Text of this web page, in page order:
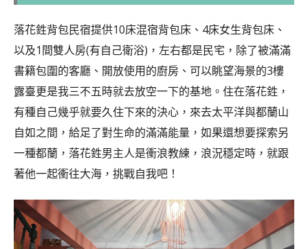
落花鉎背包民宿提供10床混宿背包床、4床女生背包床、
以及1間雙人房(有自己衛浴)，左右都是民宅，除了被滿滿
書籍包圍的客廳、開放使用的廚房、可以眺望海景的3樓
露臺更是我三不五時就去放空一下的基地。住在落花鉎，
有種自己幾乎就要久住下來的決心，來去太平洋與都蘭山
自如之間，給足了對生命的滿滿能量，如果還想要探索另
一種都蘭，落花鉎男主人是衝浪教練，浪況穩定時，就跟
著他一起衝往大海，挑戰自我吧！